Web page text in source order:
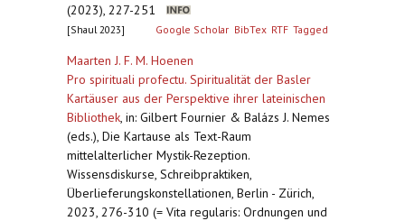
(2023), 227-251
[Shaul 2023] Google Scholar BibTex RTF Tagged
Maarten J. F. M. Hoenen
Pro spirituali profectu. Spiritualität der Basler
Kartäuser aus der Perspektive ihrer lateinischen
Bibliothek, in: Gilbert Fournier & Balázs J. Nemes
(eds.), Die Kartause als Text-Raum
mittelalterlicher Mystik-Rezeption.
Wissensdiskurse, Schreibpraktiken,
Überlieferungskonstellationen, Berlin - Zürich,
2023, 276-310 (= Vita regularis: Ordnungen und